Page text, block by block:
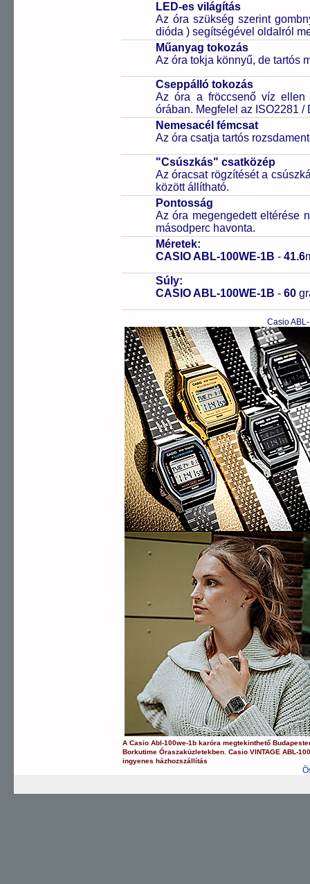
LED-es világítás
Az óra szükség szerint
dióda ) segítségével oldalról
Műanyag tokozás
Az óra tokja könnyű, de tartós
Cseppálló tokozás
Az óra a fröccsenő víz ellen
órában. Megfelel az ISO2281
Nemesacél fémcsat
Az óra csatja tartós
"Csúszkás" csatközép
Az óracsat rögzítését a
között állítható.
Pontosság
Az óra megengedett eltérése
másodperc havonta.
Méretek:
CASIO ABL-100WE-1B - 41.6
Súly:
CASIO ABL-100WE-1B - 60
Casio
ACasio Abl-100we-1b karóra megtekinthető
Borkutime Óraszaküzletekben.Casio VINTAGE ABL-
ingyenes házhozszállítás